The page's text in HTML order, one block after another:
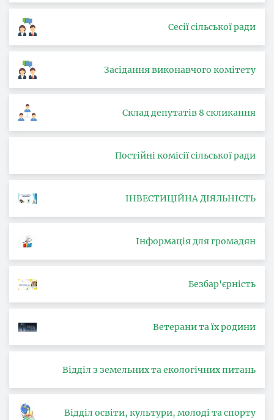
Сесії сільської ради
Засідання виконавчого комітету
Склад депутатів 8 скликання
Постійні комісії сільської ради
ІНВЕСТИЦІЙНА ДІЯЛЬНІСТЬ
Інформація для громадян
Безбар'єрність
Ветерани та їх родини
Відділ з земельних та екологічних питань
Відділ освіти, культури, молоді та спорту